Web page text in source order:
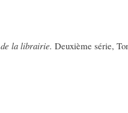
la librairie. Deuxième série,